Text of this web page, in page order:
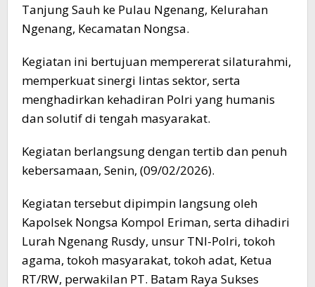
Tanjung Sauh ke Pulau Ngenang, Kelurahan
Ngenang, Kecamatan Nongsa.
Kegiatan ini bertujuan mempererat silaturahmi,
memperkuat sinergi lintas sektor, serta
menghadirkan kehadiran Polri yang humanis
dan solutif di tengah masyarakat.
Kegiatan berlangsung dengan tertib dan penuh
kebersamaan, Senin, (09/02/2026).
Kegiatan tersebut dipimpin langsung oleh
Kapolsek Nongsa Kompol Eriman, serta dihadiri
Lurah Ngenang Rusdy, unsur TNI-Polri, tokoh
agama, tokoh masyarakat, tokoh adat, Ketua
RT/RW, perwakilan PT. Batam Raya Sukses